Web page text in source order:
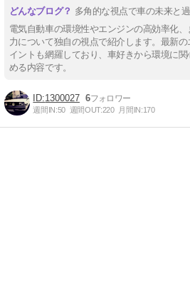
多角的な視点で車の未来と
電気自動車の環境性やエンジンの高効率化
力について独自の視点で紹介します。最新
イントも網羅しており、車好きから環境に
める内容です。
1300027 6
週間IN:50 週間OUT:220 月間IN:170